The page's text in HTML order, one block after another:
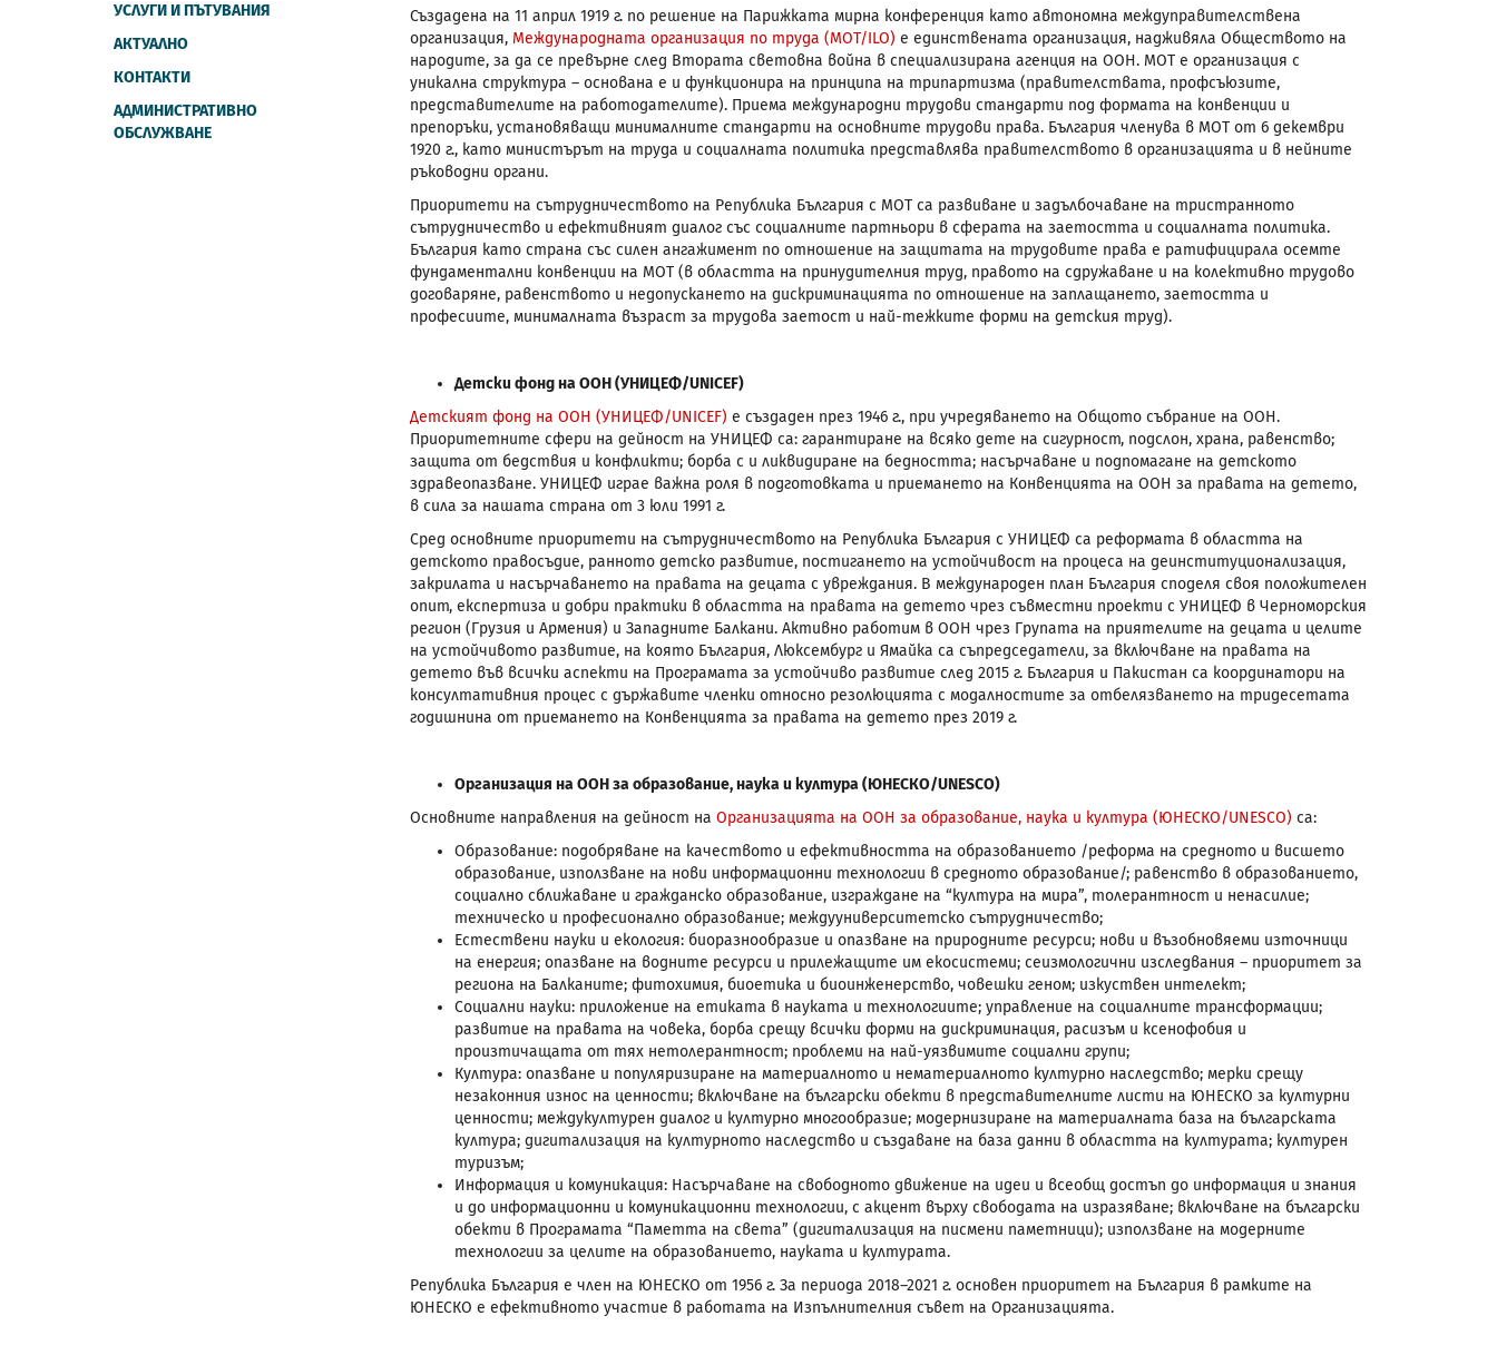
УСЛУГИ И ПЪТУВАНИЯ
АКТУАЛНО
КОНТАКТИ
АДМИНИСТРАТИВНО
ОБСЛУЖВАНЕ
Създадена на 11 април 1919 г. по решение на Парижката мирна конференция като автономна междуправителствена
организация, Международната организация по труда (МОТ/ILO) е единствената организация, надживяла Обществото на
народите, за да се превърне след Втората световна война в специализирана агенция на ООН. МОТ е организация с
уникална структура – основана е и функционира на принципа на трипартизма (правителствата, профсъюзите,
представителите на работодателите). Приема международни трудови стандарти под формата на конвенции и
препоръки, установяващи минималните стандарти на основните трудови права. България членува в МОТ от 6 декември
1920 г., като министърът на труда и социалната политика представлява правителството в организацията и в нейните
ръководни органи.
Приоритети на сътрудничеството на Република България с МОТ са развиване и задълбочаване на тристранното
сътрудничество и ефективният диалог със социалните партньори в сферата на заетостта и социалната политика.
България като страна със силен ангажимент по отношение на защитата на трудовите права е ратифицирала осемте
фундаментални конвенции на МОТ (в областта на принудителния труд, правото на сдружаване и на колективно трудово
договаряне, равенството и недопускането на дискриминацията по отношение на заплащането, заетостта и
професиите, минималната възраст за трудова заетост и най-тежките форми на детския труд).
Детски фонд на ООН (УНИЦЕФ/UNICEF)
Детският фонд на ООН (УНИЦЕФ/UNICEF) е създаден през 1946 г., при учредяването на Общото събрание на ООН.
Приоритетните сфери на дейност на УНИЦЕФ са: гарантиране на всяко дете на сигурност, подслон, храна, равенство;
защита от бедствия и конфликти; борба с и ликвидиране на бедността; насърчаване и подпомагане на детското
здравеопазване. УНИЦЕФ играе важна роля в подготовката и приемането на Конвенцията на ООН за правата на детето,
в сила за нашата страна от 3 юли 1991 г.
Сред основните приоритети на сътрудничеството на Република България с УНИЦЕФ са реформата в областта на
детското правосъдие, ранното детско развитие, постигането на устойчивост на процеса на деинституционализация,
закрилата и насърчаването на правата на децата с увреждания. В международен план България споделя своя положителен
опит, експертиза и добри практики в областта на правата на детето чрез съвместни проекти с УНИЦЕФ в Черноморския
регион (Грузия и Армения) и Западните Балкани. Активно работим в ООН чрез Групата на приятелите на децата и целите
на устойчивото развитие, на която България, Люксембург и Ямайка са съпредседатели, за включване на правата на
детето във всички аспекти на Програмата за устойчиво развитие след 2015 г. България и Пакистан са координатори на
консултативния процес с държавите членки относно резолюцията с модалностите за отбелязването на тридесетата
годишнина от приемането на Конвенцията за правата на детето през 2019 г.
Организация на ООН за образование, наука и култура (ЮНЕСКО/UNESCO)
Основните направления на дейност на Организацията на ООН за образование, наука и култура (ЮНЕСКО/UNESCO) са:
Образование: подобряване на качеството и ефективността на образованието /реформа на средното и висшето
образование, използване на нови информационни технологии в средното образование/; равенство в образованието,
социално сближаване и гражданско образование, изграждане на “култура на мира”, толерантност и ненасилие;
техническо и професионално образование; междууниверситетско сътрудничество;
Естествени науки и екология: биоразнообразие и опазване на природните ресурси; нови и възобновяеми източници
на енергия; опазване на водните ресурси и прилежащите им екосистеми; сеизмологични изследвания – приоритет за
региона на Балканите; фитохимия, биоетика и биоинженерство, човешки геном; изкуствен интелект;
Социални науки: приложение на етиката в науката и технологиите; управление на социалните трансформации;
развитие на правата на човека, борба срещу всички форми на дискриминация, расизъм и ксенофобия и
произтичащата от тях нетолерантност; проблеми на най-уязвимите социални групи;
Култура: опазване и популяризиране на материалното и нематериалното културно наследство; мерки срещу
незаконния износ на ценности; включване на български обекти в представителните листи на ЮНЕСКО за културни
ценности; междукултурен диалог и културно многообразие; модернизиране на материалната база на българската
култура; дигитализация на културното наследство и създаване на база данни в областта на културата; културен
туризъм;
Информация и комуникация: Насърчаване на свободното движение на идеи и всеобщ достъп до информация и знания
и до информационни и комуникационни технологии, с акцент върху свободата на изразяване; включване на български
обекти в Програмата “Паметта на света” (дигитализация на писмени паметници); използване на модерните
технологии за целите на образованието, науката и културата.
Република България е член на ЮНЕСКО от 1956 г. За периода 2018–2021 г. основен приоритет на България в рамките на
ЮНЕСКО е ефективното участие в работата на Изпълнителния съвет на Организацията.